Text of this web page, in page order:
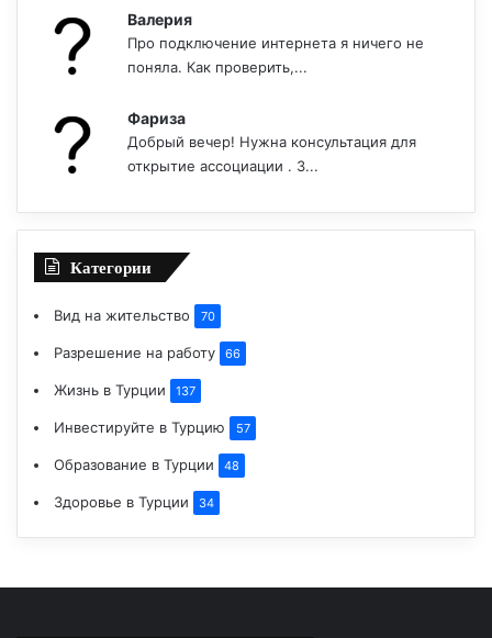
Валерия
Про подключение интернета я ничего не
поняла. Как проверить,...
Фариза
Добрый вечер! Нужна консультация для
открытие ассоциации . З...
Категории
Вид на жительство 70
Разрешение на работу 66
Жизнь в Турции 137
Инвестируйте в Турцию 57
Образование в Турции 48
Здоровье в Турции 34